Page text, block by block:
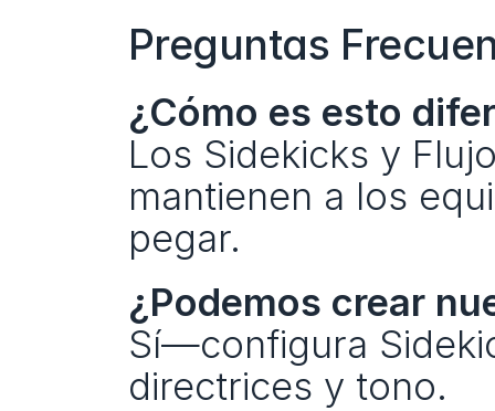
Preguntas
¿Cómo es esto
Los Sidekicks y
mantienen a los
pegar.
¿Podemos crear
Sí—configura
directrices y tono.